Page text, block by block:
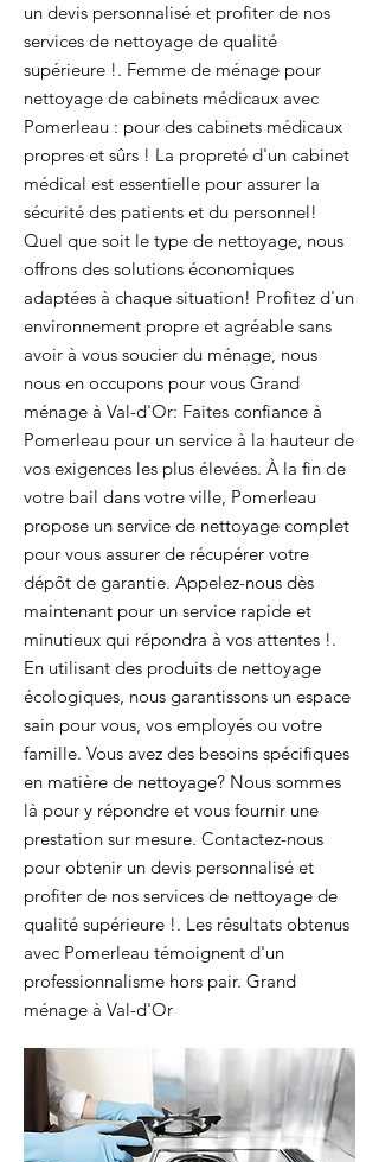
un devis personnalisé et profiter de nos
services de nettoyage de qualité
supérieure !. Femme de ménage pour
nettoyage de cabinets médicaux avec
Pomerleau : pour des cabinets médicaux
propres et sûrs ! La propreté d'un cabinet
médical est essentielle pour assurer la
sécurité des patients et du personnel!
Quel que soit le type de nettoyage, nous
offrons des solutions économiques
adaptées à chaque situation! Profitez d'un
environnement propre et agréable sans
avoir à vous soucier du ménage, nous
nous en occupons pour vous Grand
ménage à Val-d'Or: Faites confiance à
Pomerleau pour un service à la hauteur de
vos exigences les plus élevées. À la fin de
votre bail dans votre ville, Pomerleau
propose un service de nettoyage complet
pour vous assurer de récupérer votre
dépôt de garantie. Appelez-nous dès
maintenant pour un service rapide et
minutieux qui répondra à vos attentes !.
En utilisant des produits de nettoyage
écologiques, nous garantissons un espace
sain pour vous, vos employés ou votre
famille. Vous avez des besoins spécifiques
en matière de nettoyage? Nous sommes
là pour y répondre et vous fournir une
prestation sur mesure. Contactez-nous
pour obtenir un devis personnalisé et
profiter de nos services de nettoyage de
qualité supérieure !. Les résultats obtenus
avec Pomerleau témoignent d'un
professionnalisme hors pair. Grand
ménage à Val-d'Or